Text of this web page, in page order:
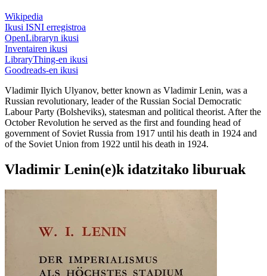
Wikipedia
Ikusi ISNI erregistroa
OpenLibraryn ikusi
Inventairen ikusi
LibraryThing-en ikusi
Goodreads-en ikusi
Vladimir Ilyich Ulyanov, better known as Vladimir Lenin, was a
Russian revolutionary, leader of the Russian Social Democratic
Labour Party (Bolsheviks), statesman and political theorist. After the
October Revolution he served as the first and founding head of
government of Soviet Russia from 1917 until his death in 1924 and
of the Soviet Union from 1922 until his death in 1924.
Vladimir Lenin(e)k idatzitako liburuak